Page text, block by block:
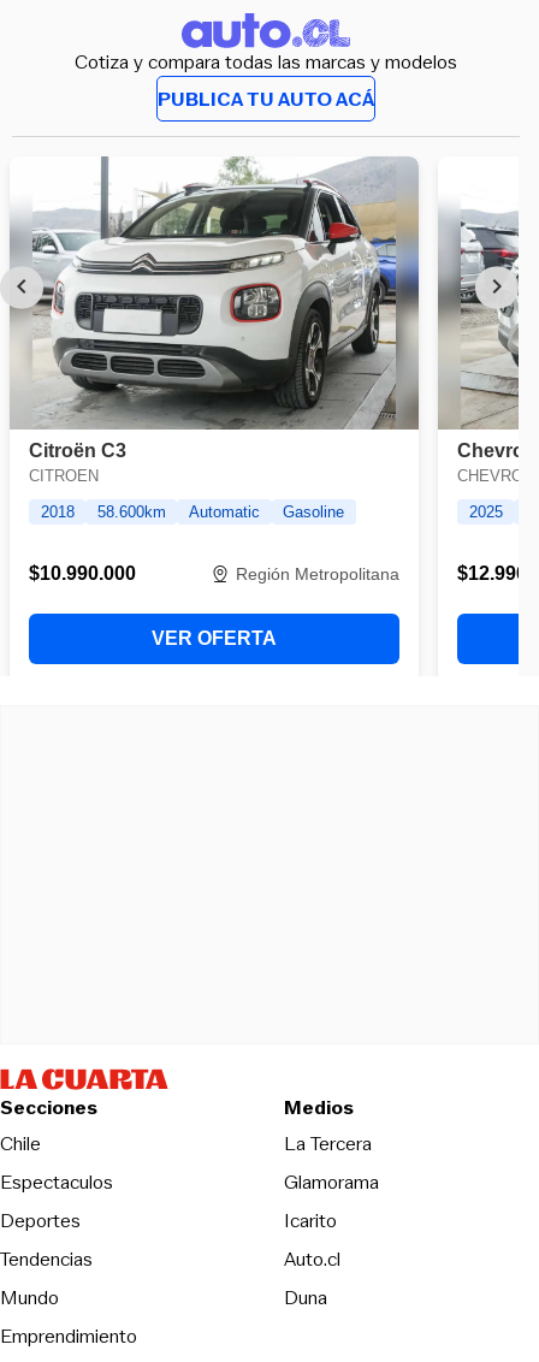
Cotiza y compara todas las marcas y modelos
PUBLICA TU AUTO ACÁ
Secciones
Chile
Espectaculos
Deportes
Tendencias
Mundo
Emprendimiento
Medios
La TerceraOpens in new
Glamorama
Icarito
Auto.cl
DunaOpens in new window